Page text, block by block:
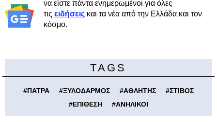
να είστε πάντα ενημερωμένοι για όλες
τις ειδήσεις και τα νέα από την Ελλάδα και τον
κόσμο.
TAGS
#ΠΑΤΡΑ #ΞΥΛΟΔΑΡΜΟΣ #ΑΘΛΗΤΗΣ #ΣΤΙΒΟΣ
#ΕΠΙΘΕΣΗ #ΑΝΗΛΙΚΟΙ